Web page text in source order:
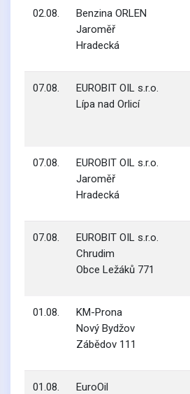
02.08.
Benzina ORLEN
Jaroměř
Hradecká
07.08.
EUROBIT OIL s.r.o.
Lípa nad Orlicí
07.08.
EUROBIT OIL s.r.o.
Jaroměř
Hradecká
07.08.
EUROBIT OIL s.r.o.
Chrudim
Obce Ležáků 771
01.08.
KM-Prona
Nový Bydžov
Zábědov 111
01.08.
EuroOil